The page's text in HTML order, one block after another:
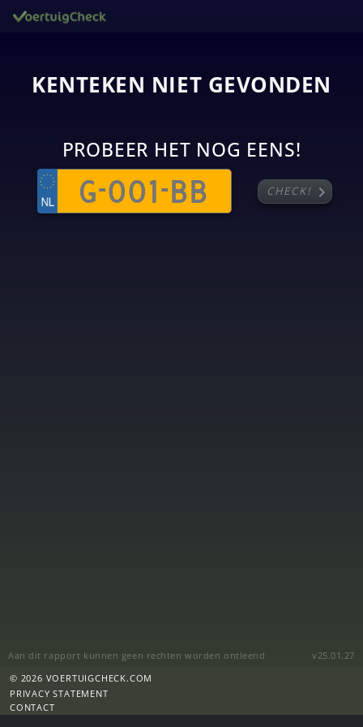
KENTEKEN NIET GEVONDEN
PROBEER HET NOG EENS!
CHECK! chevron_right
Aan dit rapport kunnen geen rechten worden ontleend
v25.01.27
© 2026 VOERTUIGCHECK.COM
PRIVACY STATEMENT
CONTACT